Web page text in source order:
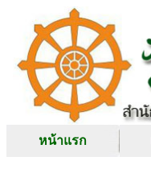
หน้าแรก